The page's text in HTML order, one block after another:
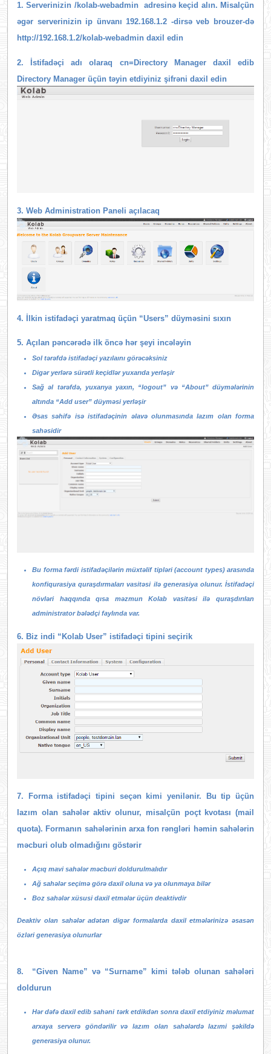
1. Serverinizin /kolab-webadmin adresinə keçid alın. Misalçün
əgər serverinizin ip ünvanı 192.168.1.2 -dirsə veb brouzer-də
http://192.168.1.2/kolab-webadmin daxil edin
2. İstifadəçi adı olaraq cn=Directory Manager daxil edib
Directory Manager üçün təyin etdiyiniz şifrəni daxil edin
3. Web Administration Paneli açılacaq
4. İlkin istifadəçi yaratmaq üçün “Users” düyməsini sıxın
5. Açılan pəncərədə ilk öncə hər şeyi incələyin
Sol tərəfdə istifadəçi yazılaını görəcəksiniz
Digər yerlərə sürətli keçidlər yuxarıda yerləşir
Sağ əl tərəfdə, yuxarıya yaxın, “logout” və “About” düymələrinin
altında “Add user” düyməsi yerləşir
Əsas səhifə isə istifadəçinin əlavə olunmasında lazım olan forma
sahəsidir
Bu forma fərdi istifadəçilərin müxtəlif tipləri (account types) arasında
konfiqurasiya quraşdırmaları vasitəsi ilə generasiya olunur. İstifadəçi
növləri haqqında qısa məzmun Kolab vasitəsi ilə quraşdırılan
administrator bələdçi faylında var.
6. Biz indi “Kolab User” istifadəçi tipini seçirik
7. Forma istifadəçi tipini seçən kimi yenilənir. Bu tip üçün
lazım olan sahələr aktiv olunur, misalçün poçt kvotası (mail
quota). Formanın sahələrinin arxa fon rəngləri həmin sahələrin
məcburi olub olmadığını göstərir
Açıq mavi sahələr məcburi doldurulmalıdır
Ağ sahələr seçimə görə daxil oluna və ya olunmaya bilər
Boz sahələr xüsusi daxil etmələr üçün deaktivdir
Deaktiv olan sahələr adətən digər formalarda daxil etmələrinizə əsasən
özləri generasiya olunurlar
8. “Given Name” və “Surname” kimi tələb olunan sahələri
doldurun
Hər dəfə daxil edib sahəni tərk etdikdən sonra daxil etdiyiniz məlumat
arxaya serverə göndərilir və lazım olan sahələrdə lazımi şəkildə
generasiya olunur.